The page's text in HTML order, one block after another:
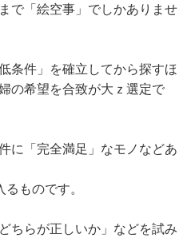
で「絵空事」でしかありませ
条件」を確立してから探すほ
の希望を合致が大ｚ選定で
に「完全満足」なモノなどあ
ものです。
ちらが正しいか」などを試み